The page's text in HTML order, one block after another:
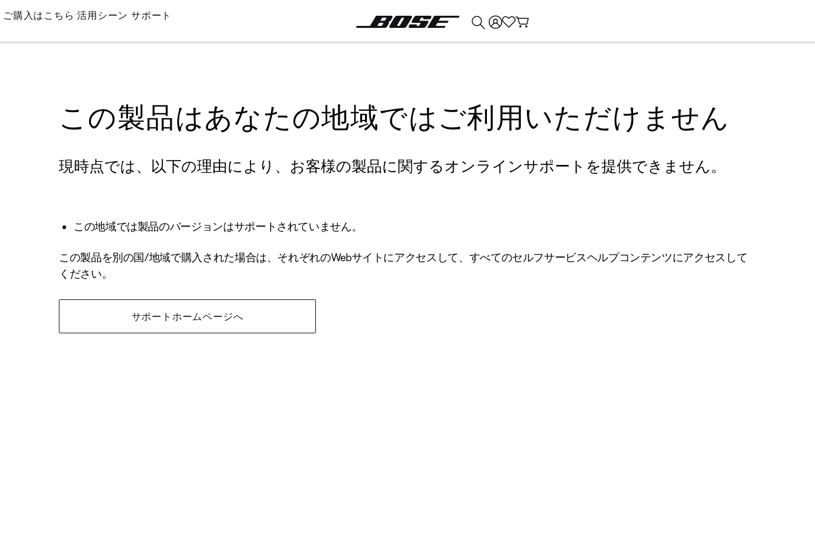
Skip
Main
ご購入はこちら 活用シーン サポート
この製品はあなたの地域ではご利用いただけません
現時点では、以下の理由により、お客様の製品に関するオンラインサポートを提供できません。
この地域では製品のバージョンはサポートされていません。
この製品を別の国/地域で購入された場合は、それぞれのWebサイトにアクセスして、すべてのセルフサービスヘルプコンテンツにアクセスして
ください。
サポートホームページへ